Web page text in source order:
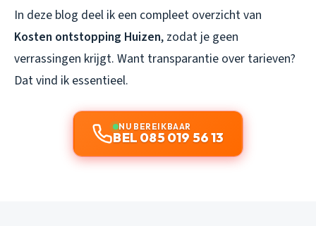
In deze blog deel ik een compleet overzicht van
Kosten ontstopping Huizen, zodat je geen
verrassingen krijgt. Want transparantie over tarieven?
Dat vind ik essentieel.
NU BEREIKBAAR
BEL 085 019 56 13